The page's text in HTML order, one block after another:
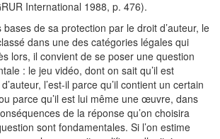
International 1988, p. 476).
de sa protection par le droit d’auteur, le
dans une des catégories légales qui
lors, il convient de se poser une question
: le jeu vidéo, dont on sait qu’il est
l’est-il parce qu’il contient un certain
parce qu’il est lui même une œuvre, dans
de la réponse qu’on choisira
sont fondamentales. Si l’on estime